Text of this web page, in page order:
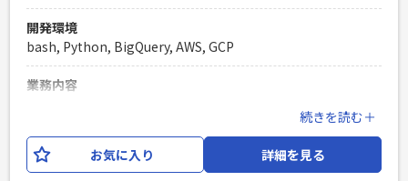
開発環境
bash, Python, BigQuery, AWS, GCP
業務内容
ールの保守・改善（主にPython） ・プロダクトDB→分析基
盤データ連携ツール ・データ加工用ツール ・チーム内業務改
善ツール 主な利用環境（言語など） ・Python、bash ・主に
続きを読む＋
お気に入り 詳細を見る